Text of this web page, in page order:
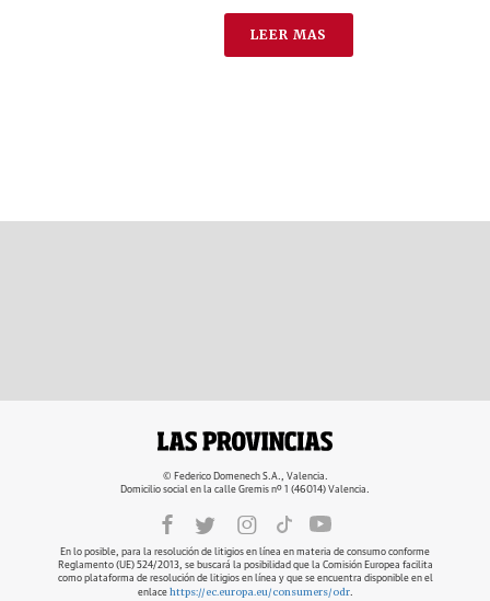
LEER MAS
© Federico Domenech S.A., Valencia.
Domicilio social en la calle Gremis nº 1 (46014) Valencia.
En lo posible, para la resolución de litigios en línea en materia de consumo conforme
Reglamento (UE) 524/2013, se buscará la posibilidad que la Comisión Europea facilita
como plataforma de resolución de litigios en línea y que se encuentra disponible en el
enlace https://ec.europa.eu/consumers/odr.